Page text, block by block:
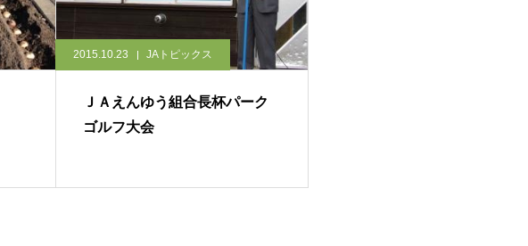
2015.10.23 JAトピックス
ＪＡえんゆう組合長杯パーク
ゴルフ大会